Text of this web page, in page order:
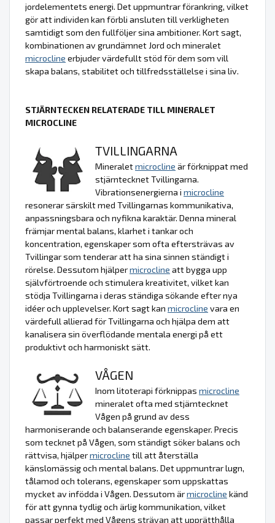
jordelementets energi. Det uppmuntrar förankring, vilket
gör att individen kan förbli ansluten till verkligheten
samtidigt som den fullföljer sina ambitioner. Kort sagt,
kombinationen av grundämnet Jord och mineralet
microcline erbjuder värdefullt stöd för dem som vill
skapa balans, stabilitet och tillfredsställelse i sina liv.
STJÄRNTECKEN RELATERADE TILL MINERALET
MICROCLINE
TVILLINGARNA
Mineraletmicrocline är förknippat med
stjärntecknet Tvillingarna.
Vibrationsenergierna i microcline
resonerar särskilt med Tvillingarnas kommunikativa,
anpassningsbara och nyfikna karaktär. Denna mineral
främjar mental balans, klarhet i tankar och
koncentration, egenskaper som ofta eftersträvas av
Tvillingar som tenderar att ha sina sinnen ständigt i
rörelse. Dessutom hjälpermicrocline att bygga upp
självförtroende och stimulera kreativitet, vilket kan
stödja Tvillingarna i deras ständiga sökande efter nya
idéer och upplevelser. Kort sagt kan microcline vara en
värdefull allierad för Tvillingarna och hjälpa dem att
kanalisera sin överflödande mentala energi på ett
produktivt och harmoniskt sätt.
VÅGEN
Inom litoterapi förknippas microcline
mineralet ofta med stjärntecknet
Vågen på grund av dess
harmoniserande och balanserande egenskaper. Precis
som tecknet på Vågen, som ständigt söker balans och
rättvisa, hjälpermicrocline till att återställa
känslomässig och mental balans. Det uppmuntrar lugn,
tålamod och tolerans, egenskaper som uppskattas
mycket av infödda i Vågen. Dessutom ärmicrocline känd
för att gynna tydlig och ärlig kommunikation, vilket
passar perfekt med Vågens strävan att upprätthålla